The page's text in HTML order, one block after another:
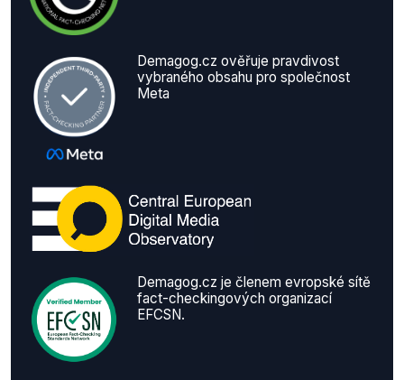
Demagog.cz ověřuje pravdivost
vybraného obsahu pro společnost
Meta
Demagog.cz je členem evropské sítě
fact-checkingových organizací
EFCSN.